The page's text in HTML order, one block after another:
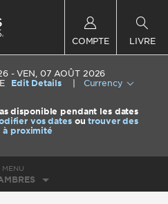
COMPTE LIVRE
VEN, 07 AOÛT 2026
Edit Details Currency
disponible pendant les dates
vos datesoutrouver des
à proximité
MENU